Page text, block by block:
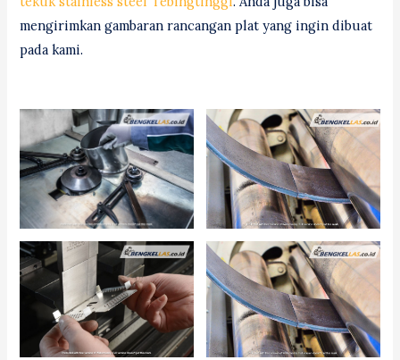
mengirimkan gambaran rancangan plat yang ingin dibuat
pada kami.